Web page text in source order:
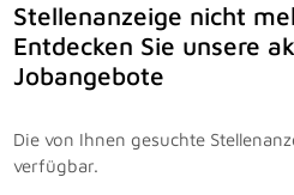
Stellenanzeige nicht
Entdecken Sie unsere
Jobangebote
Die von Ihnen gesuchte
verfügbar.